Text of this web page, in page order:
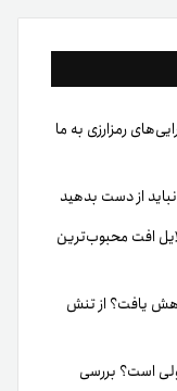
رمزارزی به ما
افت محبوب‌ترین
گذشته کاهش یافت؟ از تنش
است؟ بررسی